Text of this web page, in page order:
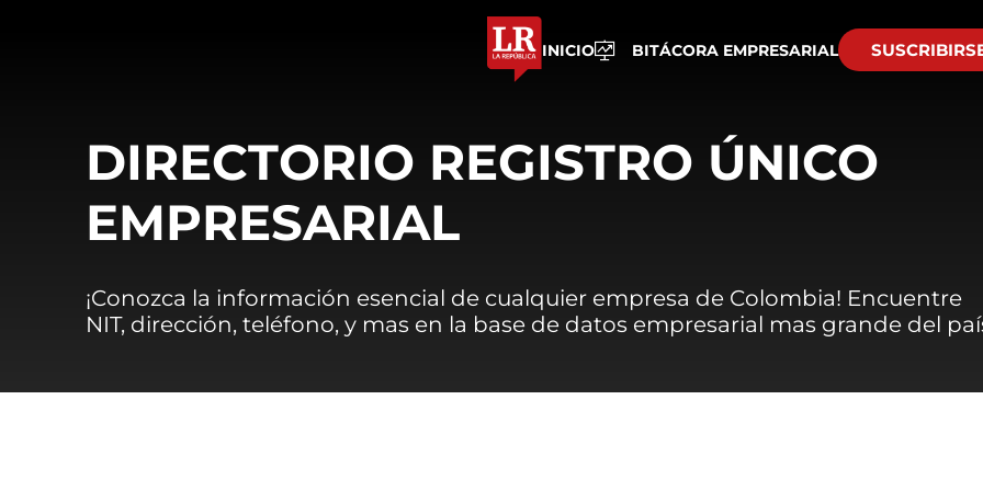
INICIO BITÁCORA EMPRESARIAL
DIRECTORIO REGISTRO ÚNICO
EMPRESARIAL
¡Conozca la información esencial de cualquier empresa de Colombia! Encuentre
NIT, dirección, teléfono, y mas en la base de datos empresarial mas grande del